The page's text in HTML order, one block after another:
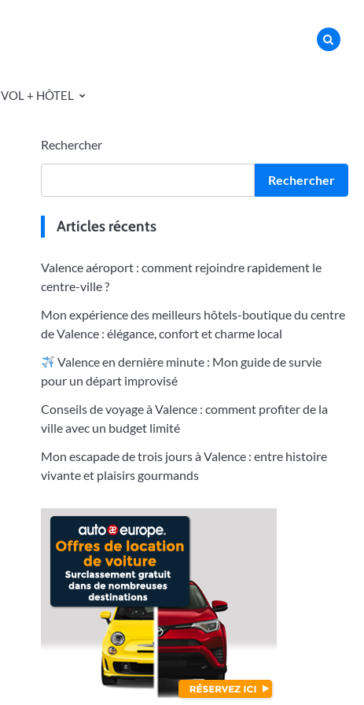
VOL + HÔTEL
Rechercher
Rechercher
Articles récents
Valence aéroport : comment rejoindre rapidement le
centre-ville ?
Mon expérience des meilleurs hôtels-boutique du centre
de Valence : élégance, confort et charme local
Valence en dernière minute : Mon guide de survie
pour un départ improvisé
Conseils de voyage à Valence : comment profiter de la
ville avec un budget limité
Mon escapade de trois jours à Valence : entre histoire
vivante et plaisirs gourmands